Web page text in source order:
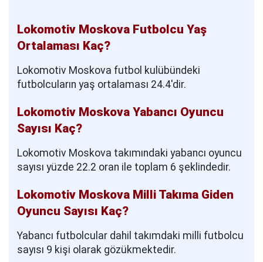
Lokomotiv Moskova Futbolcu Yaş
Ortalaması Kaç?
Lokomotiv Moskova futbol kulübündeki
futbolcuların yaş ortalaması 24.4'dir.
Lokomotiv Moskova Yabancı Oyuncu
Sayısı Kaç?
Lokomotiv Moskova takımındaki yabancı oyuncu
sayısı yüzde 22.2 oran ile toplam 6 şeklindedir.
Lokomotiv Moskova Milli Takıma Giden
Oyuncu Sayısı Kaç?
Yabancı futbolcular dahil takımdaki milli futbolcu
sayısı 9 kişi olarak gözükmektedir.